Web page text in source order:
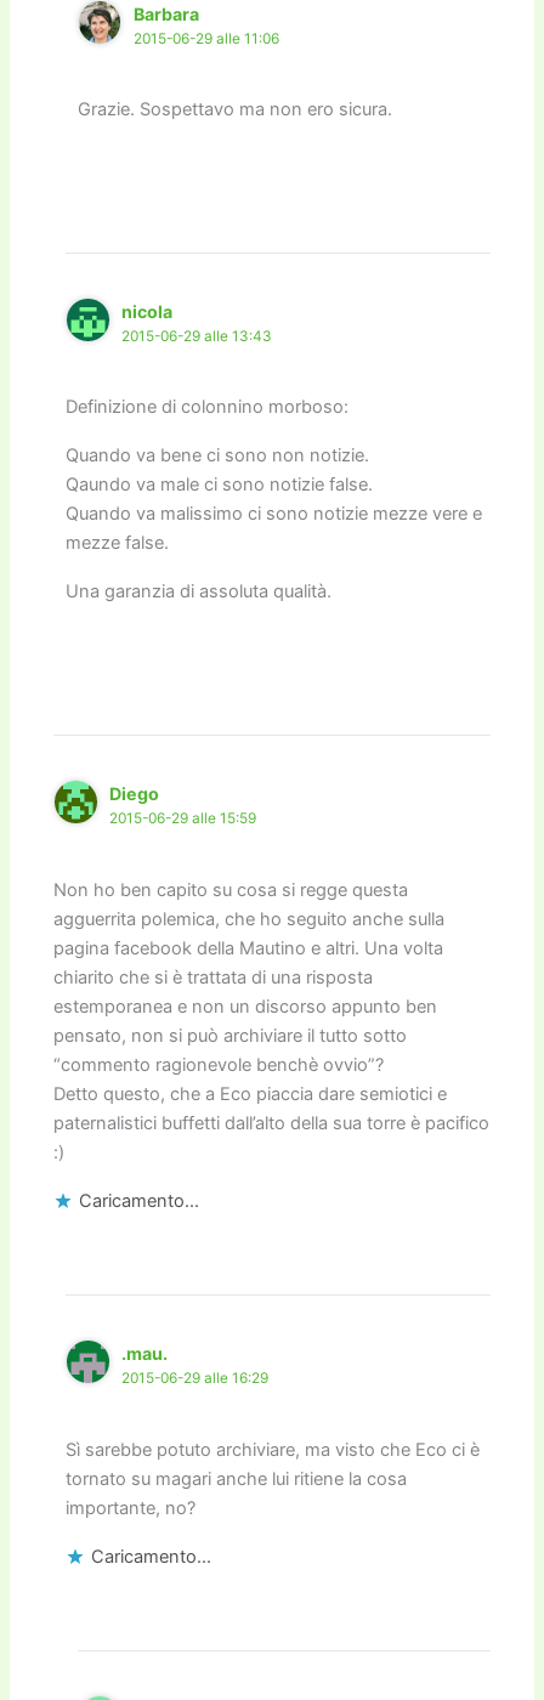
Barbara
2015-06-29 alle 11:06
Grazie. Sospettavo ma non ero sicura.
nicola
2015-06-29 alle 13:43
Definizione di colonnino morboso:
Quando va bene ci sono non notizie.
Qaundo va male ci sono notizie false.
Quando va malissimo ci sono notizie mezze vere e
mezze false.
Una garanzia di assoluta qualità.
Diego
2015-06-29 alle 15:59
Non ho ben capito su cosa si regge questa
agguerrita polemica, che ho seguito anche sulla
pagina facebook della Mautino e altri. Una volta
chiarito che si è trattata di una risposta
estemporanea e non un discorso appunto ben
pensato, non si può archiviare il tutto sotto
“commento ragionevole benchè ovvio”?
Detto questo, che a Eco piaccia dare semiotici e
paternalistici buffetti dall’alto della sua torre è pacifico
:)
Caricamento...
.mau.
2015-06-29 alle 16:29
Sì sarebbe potuto archiviare, ma visto che Eco ci è
tornato su magari anche lui ritiene la cosa
importante, no?
Caricamento...